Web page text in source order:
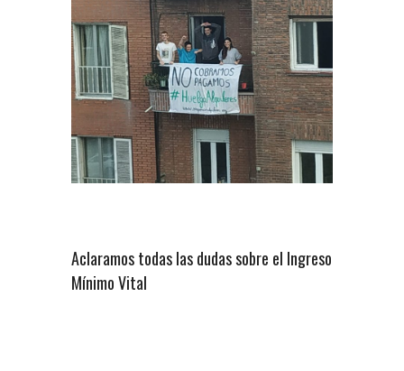
Aclaramos todas las dudas sobre el Ingreso
Mínimo Vital